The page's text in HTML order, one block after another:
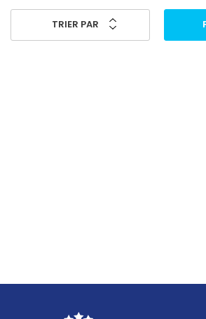
TRIER PAR